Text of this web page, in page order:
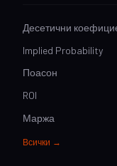
Десетични
Implied Probability
Поасон
ROI
Маржа
Всички →